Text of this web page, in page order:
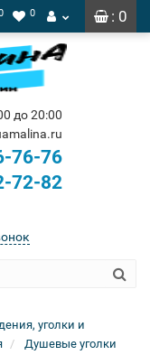
: 0
0
до 20:00
76-76
72-82
уголки и
Душевые уголки